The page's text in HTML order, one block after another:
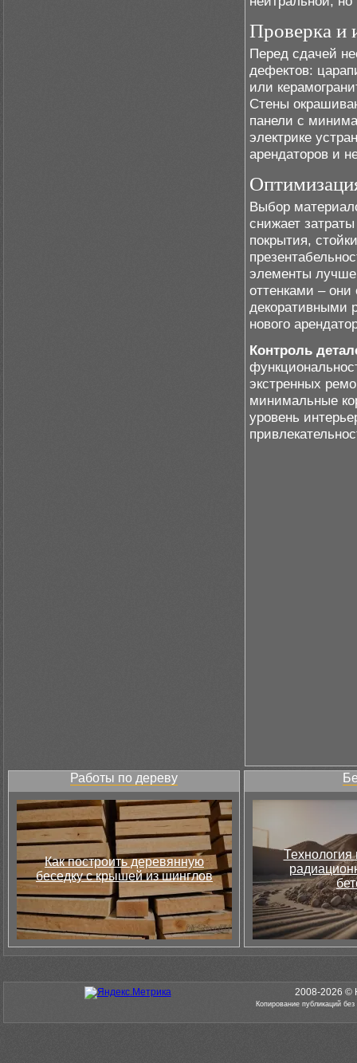
Проверка и
Перед сдачей
дефектов:
или
Стены
панели с
электрике
арендаторов и
Выбор
снижает
покрытия,
элементы
оттенками –
декоративными
нового
Контроль
экстренных
минимальные
уровень
Работы по дереву
Как построить деревянную
беседку с крышей из шинглов
Технология
2008-2026 ©
Копирование публикаций